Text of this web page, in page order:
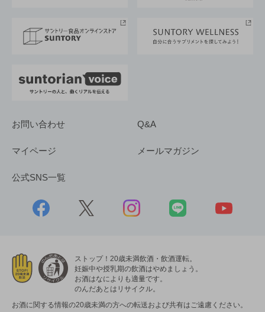
採用情報
お問い合わせ Q&A
マイページ メールマガジン
公式SNS一覧
ストップ！20歳未満飲酒・飲酒運転。
妊娠中や授乳期の飲酒はやめましょう。
お酒はなによりも適量です。
のんだあとはリサイクル。
お酒に関する情報の20歳未満の方への転送および共有はご遠慮ください。